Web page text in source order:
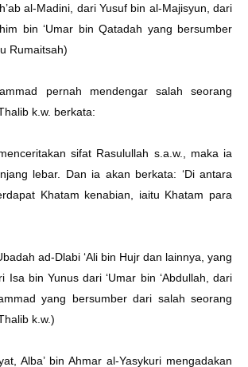
al-Madini, dari Yusuf bin al-Majisyun, dari
bin ‘Umar bin Qatadah yang bersumber
Rumaitsah)
pernah mendengar salah seorang
k.w. berkata:
sifat Rasulullah s.a.w., maka ia
lebar. Dan ia akan berkata: ‘Di antara
Khatam kenabian, iaitu Khatam para
ad-Dlabi ‘Ali bin Hujr dan lainnya, yang
Isa bin Yunus dari ‘Umar bin ‘Abdullah, dari
yang bersumber dari salah seorang
k.w.)
Alba’ bin Ahmar al-Yasykuri mengadakan